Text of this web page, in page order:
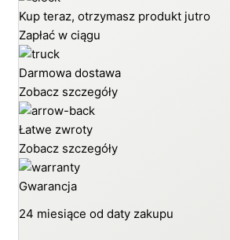
Kup teraz, otrzymasz produkt jutro
Zapłać w ciągu
Darmowa dostawa
Zobacz szczegóły
Łatwe zwroty
Zobacz szczegóły
Gwarancja
24 miesiące od daty zakupu